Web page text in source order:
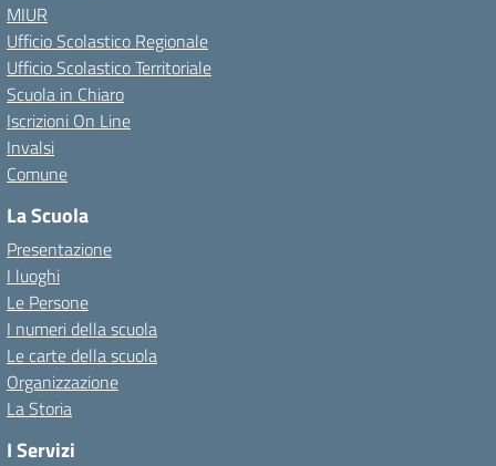
MIUR
Ufficio Scolastico Regionale
Ufficio Scolastico Territoriale
Scuola in Chiaro
Iscrizioni On Line
Invalsi
Comune
La Scuola
Presentazione
I luoghi
Le Persone
I numeri della scuola
Le carte della scuola
Organizzazione
La Storia
I Servizi